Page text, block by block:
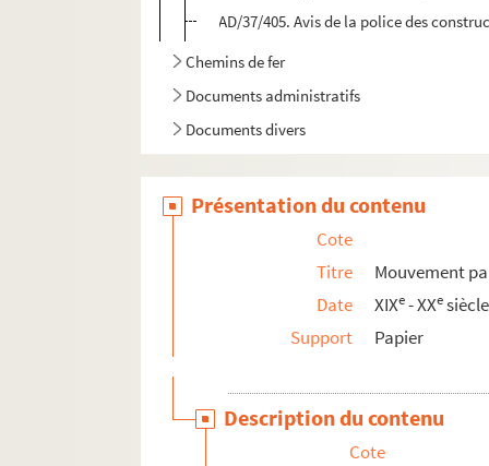
AD/37/405. Avis de la police des
Chemins de fer
Documents administratifs
Documents divers
Présentation du contenu
Cote
Titre
Mouvement
Date
XIXe- XXe
Support
Papier
Description du contenu
Cote